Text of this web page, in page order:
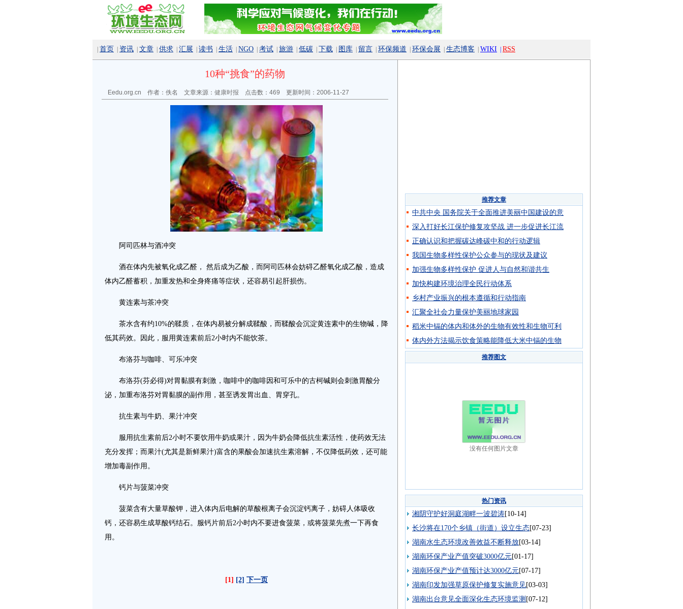
首页 资讯 文章 供求 汇展 读书 生活 NGO 考试 旅游 低碳 下载 图库 留言 环保频道 环保会展 生态博客 WIKI RSS
10种“挑食”的药物
Eedu.org.cn 作者：佚名 文章来源： 健康时报 点击数： 469 更新时间：2006-11-27
阿司匹林与酒冲突
酒在体内先被氧化成乙醛， 然后成为乙酸，而阿司匹林会妨碍乙醛氧化成乙酸，造成
体内乙醛蓄积，加重发热和全身疼痛等症状，还容易引起肝损伤。
黄连素与茶冲突
茶水含有约10%的鞣质，在体内易被分解成鞣酸，而鞣酸会沉淀黄连素中的生物碱，降
低其药效。因此，服用黄连素前后2小时内不能饮茶。
布洛芬与咖啡、可乐冲突
布洛芬(芬必得)对胃黏膜有刺激，咖啡中的咖啡因和可乐中的古柯碱则会刺激胃酸分
泌，加重布洛芬对胃黏膜的副作用，甚至诱发胃出血、胃穿孔。
抗生素与牛奶、果汁冲突
服用抗生素前后2小时不要饮用牛奶或果汁，因为牛奶会降低抗生素活性，使药效无法
充分发挥；而果汁(尤其是新鲜果汁)富含的果酸会加速抗生素溶解，不仅降低药效，还可能
增加毒副作用。
钙片与菠菜冲突
菠菜含有大量草酸钾，进入体内后电解的草酸根离子会沉淀钙离子，妨碍人体吸收
钙，还容易生成草酸钙结石。服钙片前后2小时内不要进食菠菜，或将菠菜先煮一下再食
用。
[1] [2] 下一页
推荐文章
中共中央 国务院关于全面推进美丽中国建设的意
深入打好长江保护修复攻坚战 进一步促进长江流
正确认识和把握碳达峰碳中和的行动逻辑
我国生物多样性保护公众参与的现状及建议
加强生物多样性保护 促进人与自然和谐共生
加快构建环境治理全民行动体系
乡村产业振兴的根本遵循和行动指南
汇聚全社会力量保护美丽地球家园
稻米中镉的体内和体外的生物有效性和生物可利
体内外方法揭示饮食策略能降低大米中镉的生物
推荐图文
没有任何图片文章
热门资讯
湘阴守护好洞庭湖畔一波碧涛[10-14]
长沙将在170个乡镇（街道）设立生态[07-23]
湖南水生态环境改善效益不断释放[03-14]
湖南环保产业产值突破3000亿元[01-17]
湖南环保产业产值预计达3000亿元[07-17]
湖南印发加强草原保护修复实施意见[03-03]
湖南出台意见全面深化生态环境监测 [07-12]